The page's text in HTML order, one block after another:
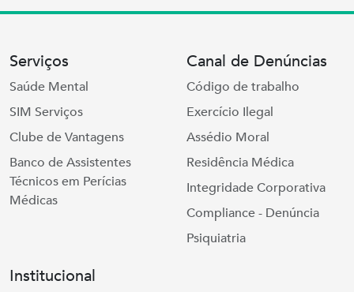
Serviços
Saúde Mental
SIM Serviços
Clube de Vantagens
Banco de Assistentes
Técnicos em Perícias
Médicas
Canal de Denúncias
Código de trabalho
Exercício Ilegal
Assédio Moral
Residência Médica
Integridade Corporativa
Compliance - Denúncia
Psiquiatria
Institucional